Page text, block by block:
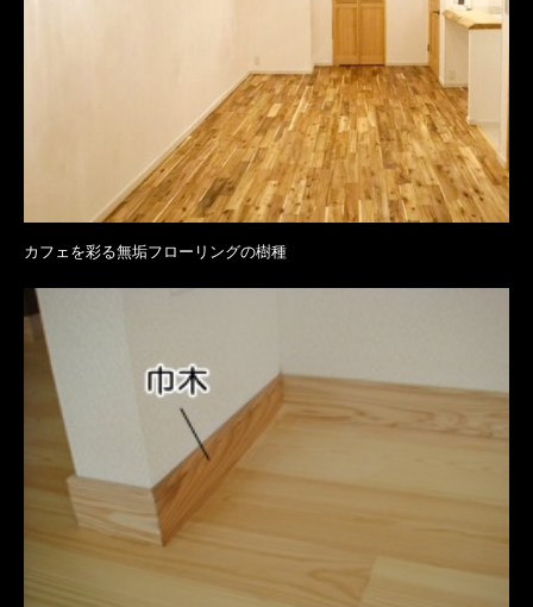
カフェを彩る無垢フローリングの樹種